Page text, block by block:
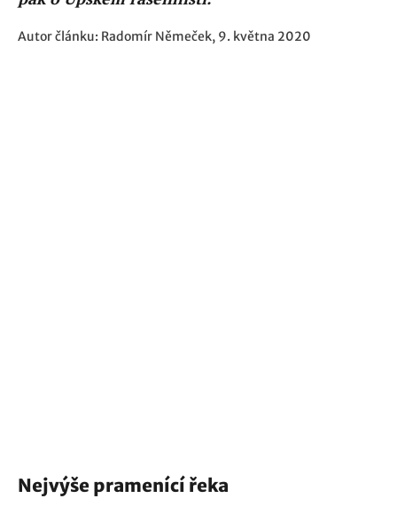
Autor článku: Radomír Němeček, 9. května 2020
Nejvýše pramenící řeka